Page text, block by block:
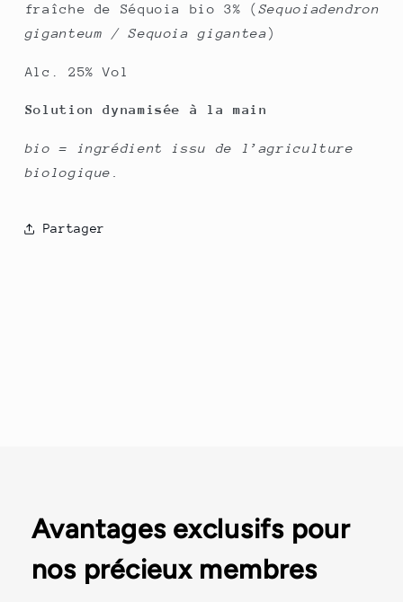
fraîche de Séquoia bio 3% (Sequoiadendron
giganteum / Sequoia gigantea)
Alc. 25% Vol
Solution dynamisée à la main
bio = ingrédient issu de l’agriculture
biologique.
Partager
Avantages exclusifs pour
nos précieux membres